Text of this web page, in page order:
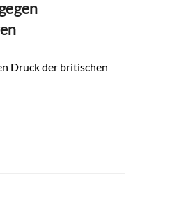
Druck der britischen